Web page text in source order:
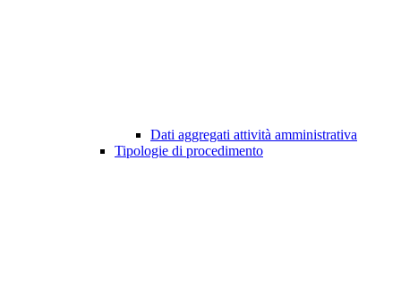
Dati aggregati attività amministrativa
Tipologie di procedimento